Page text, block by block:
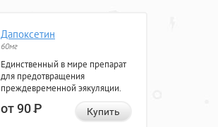
Дапоксетин
60мг
Единственный в мире препарат
для предотвращения
преждевременной эякуляции.
от 90Р Купить